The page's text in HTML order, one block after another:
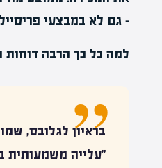
– גם לא במבצעי
למה כל כך הרבה
"עלייה משמעותית